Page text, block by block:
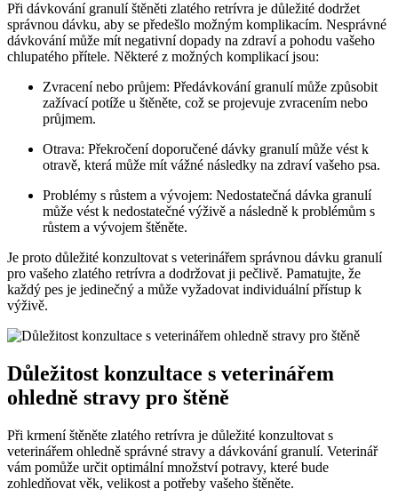
Při dávkování granulí štěněti zlatého retrívra je důležité dodržet
správnou dávku, aby se předešlo možným komplikacím. Nesprávné
dávkování může mít negativní dopady na zdraví a pohodu vašeho
chlupatého přítele. Některé z možných komplikací jsou:
Zvracení nebo průjem: Předávkování granulí může způsobit
zažívací potíže u štěněte, což se projevuje zvracením nebo
průjmem.
Otrava: Překročení doporučené dávky granulí může vést k
otravě, která může mít vážné následky na zdraví vašeho psa.
Problémy s růstem a vývojem: Nedostatečná dávka granulí
může vést k nedostatečné výživě a následně k problémům s
růstem a vývojem štěněte.
Je proto důležité konzultovat s veterinářem správnou dávku granulí
pro vašeho zlatého retrívra a dodržovat ji pečlivě. Pamatujte, že
každý pes je jedinečný a může vyžadovat individuální přístup k
výživě.
Důležitost konzultace s veterinářem
ohledně stravy pro štěně
Při krmení štěněte zlatého retrívra je důležité konzultovat s
veterinářem ohledně správné stravy a dávkování granulí. Veterinář
vám pomůže určit optimální množství potravy, které bude
zohledňovat věk, velikost a potřeby vašeho štěněte.